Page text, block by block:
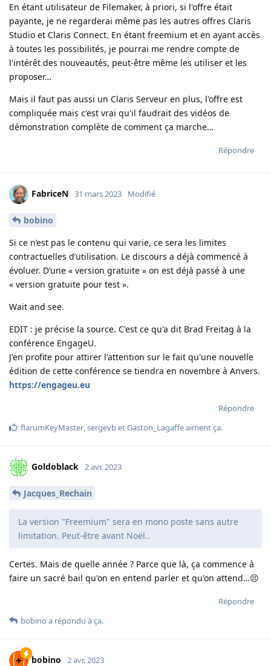
En étant utilisateur de Filemaker, à priori, si l'offre était
payante, je ne regarderai même pas les autres offres Claris
Studio et Claris Connect. En étant freemium et en ayant accès
à toutes les possibilités, je pourrai me rendre compte de
l'intérêt des nouveautés, peut-être même les utiliser et les
proposer…
Mais il faut pas aussi un Claris Serveur en plus, l'offre est
compliquée mais c'est vrai qu'il faudrait des vidéos de
démonstration complète de comment ça marche…
Répondre
FabriceN 31 mars 2023 Modifié
bobino
Si ce n’est pas le contenu qui varie, ce sera les limites
contractuelles d’utilisation. Le discours a déjà commencé à
évoluer. D’une « version gratuite » on est déjà passé à une
« version gratuite pour test ».
Wait and see.
EDIT : je précise la source. C'est ce qu'a dit Brad Freitag à la
conférence EngageU.
J'en profite pour attirer l'attention sur le fait qu'une nouvelle
édition de cette conférence se tiendra en novembre à Anvers.
https://engageu.eu
Répondre
flarumKeyMaster,sergevbetGaston_Lagaffeaiment ça.
Goldoblack 2 avr. 2023
Jacques_Rechain
La version "Freemium" sera en mono poste sans autre
limitation. Peut-être avant Noël..
Certes. Mais de quelle année ? Parce que là, ça commence à
faire un sacré bail qu'on en entend parler et qu'on attend…😣
Répondre
bobino a répondu à ça.
bobino 2 avr. 2023